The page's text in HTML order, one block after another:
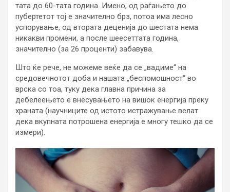
тата до 60-тата година. Имено, од раѓањето до
пубертетот тој е значително брз, потоа има лесно
успорување, од втората деценија до шестата нема
никакви промени, а после шеесеттата година,
значително (за 26 проценти) забавува.
Што ќе рече, не можеме веќе да се „вадиме“ на
средовечнотот доба и нашата „беспомошност“ во
врска со тоа, туку дека главна причина за
дебелеењето е внесувањето на вишок енергија преку
храната (научниците од истото истражување велат
дека вкупната потрошена енергија е многу тешко да се
измери).